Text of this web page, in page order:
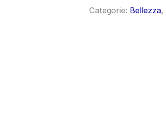
Categorie: Bellezza,